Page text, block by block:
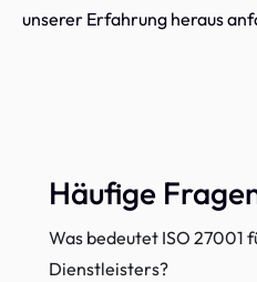
unserer Erfahrung heraus
Häufige
Was bedeutet ISO 27001
Dienstleisters?